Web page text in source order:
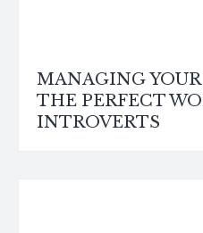
MANAGING YOUR
THE PERFECT
INTROVERTS